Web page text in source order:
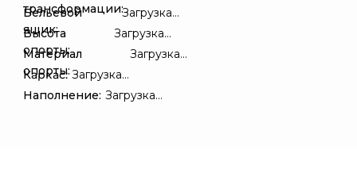
трансформации:Загрузка...
Бельевой
ящик:
Загрузка...
Высота
опорты:
Загрузка...
Материал
опорты:
Загрузка...
Наполнение:
Каркас: Загрузка...